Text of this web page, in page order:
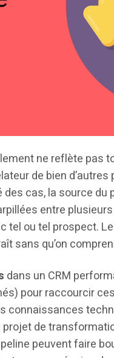
ne reflète pas
de bien
cas, la source du
entre
tel ou tel prospect.
sans qu’on
dans un CRM
pour raccourcir
de
peuvent faire